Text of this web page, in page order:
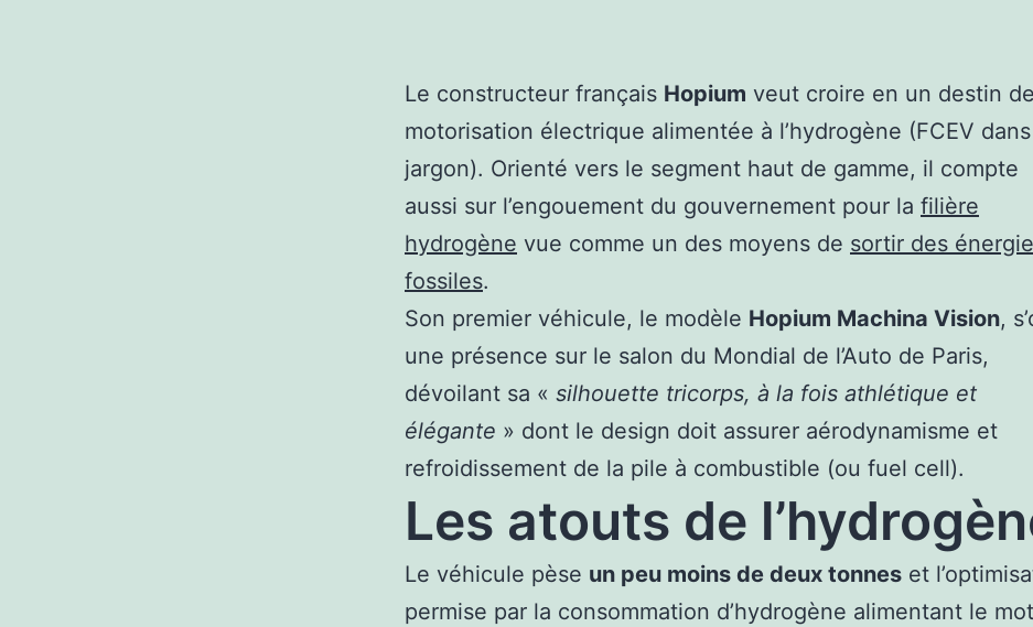
Le constructeur français Hopium veut croire en un destin
motorisation électrique alimentée à l’hydrogène (FCEV
jargon). Orienté vers le segment haut de gamme, il compte
aussi sur l’engouement du gouvernement pour la filière
hydrogène vue comme un des moyens de sortir des
fossiles.
Son premier véhicule, le modèle Hopium Machina Vision,
une présence sur le salon du Mondial de l’Auto de Paris,
dévoilant sa « silhouette tricorps, à la fois athlétique et
élégante » dont le design doit assurer aérodynamisme et
refroidissement de la pile à combustible (ou fuel cell).
Les atouts de
Le véhicule pèse un peu moins de deux tonnes et
permise par la consommation d’hydrogène alimentant le